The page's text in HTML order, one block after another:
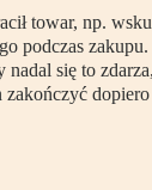
towar, np.
podczas
nadal się to
zakończyć